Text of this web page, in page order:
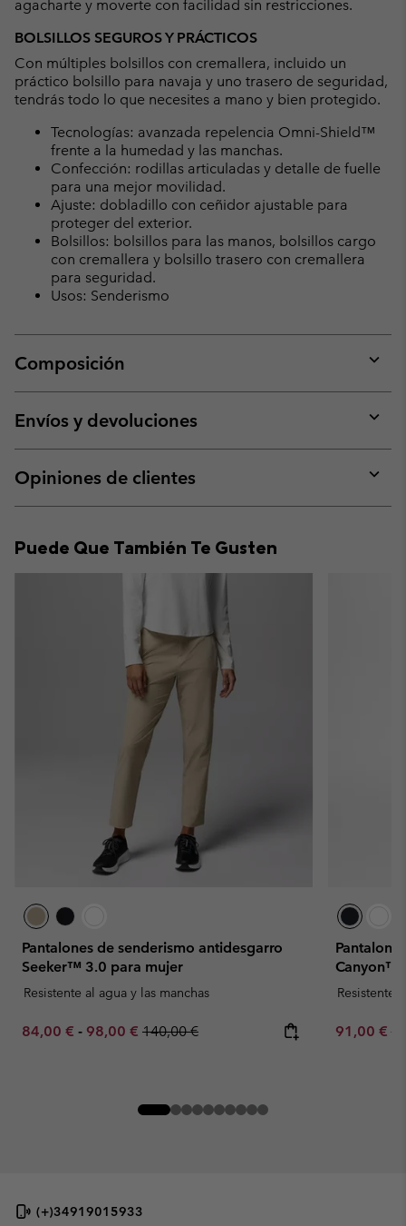
agacharte y moverte con facilidad sin restricciones.
BOLSILLOS SEGUROS Y PRÁCTICOS
Con múltiples bolsillos con cremallera, incluido un
práctico bolsillo para navaja y uno trasero de seguridad,
tendrás todo lo que necesites a mano y bien protegido.
Tecnologías: avanzada repelencia Omni-Shield™
frente a la humedad y las manchas.
Confección: rodillas articuladas y detalle de fuelle
para una mejor movilidad.
Ajuste: dobladillo con ceñidor ajustable para
proteger del exterior.
Bolsillos: bolsillos para las manos, bolsillos cargo
con cremallera y bolsillo trasero con cremallera
para seguridad.
Usos: Senderismo
Composición
or
Envíos y devoluciones
or
Opiniones de clientes
or
Puede Que También Te Gusten
Pantalones de senderismo antidesgarro
Seeker™ 3.0 para mujer
Resistente al agua y las manchas
Minimum sale price:
84,00 € - Maximum sale price:
98,00 € Regular price:
140,00 €
Canyon™
Resistente
Sale price:
91,00 €
(+)34919015933